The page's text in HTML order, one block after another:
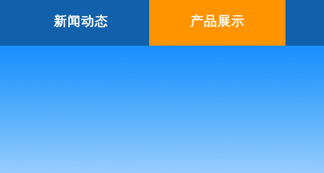
新闻动态 产品展示